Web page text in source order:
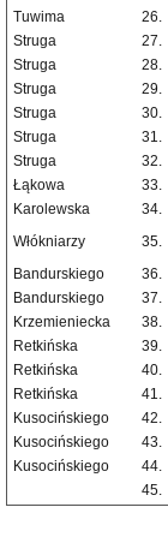
Tuwima 26.
Struga
27.
Struga
28.
Struga
29.
Struga
30.
Struga
31.
Struga
32.
Łąkowa
33.
Karolewska
34.
Włókniarzy
35.
Bandurskiego 36.
Bandurskiego
37.
Krzemieniecka
38.
Retkińska
39.
Retkińska
40.
Retkińska
41.
Kusocińskiego
42.
Kusocińskiego
43.
Kusocińskiego
44.
45.